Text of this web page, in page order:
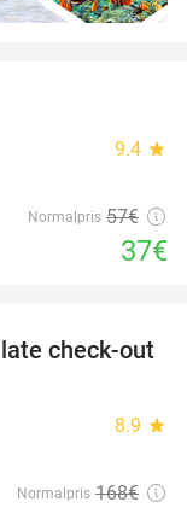
9.4 star
Normalpris 57€
37€
41%
check-out
8.9 star
Normalpris 168€